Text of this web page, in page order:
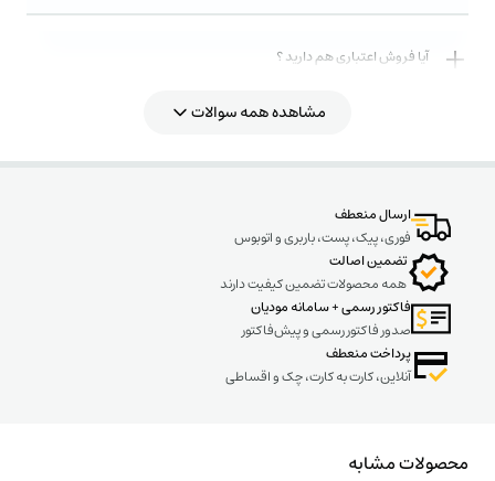
آیا فروش اعتباری هم دارید ؟
روش های ارسال کالا به چه صورت میباشد ؟
مشاهده همه سوالات
ارسال منعطف
فوری، پیک، پست، باربری و اتوبوس
تضمین اصالت
همه محصولات تضمین کیفیت دارند
فاکتور رسمی + سامانه مودیان
صدور فاکتور رسمی و پیش‌فاکتور
پرداخت منعطف
آنلاین، کارت به کارت، چک و اقساطی
محصولات مشابه